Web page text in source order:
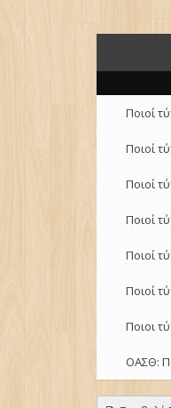
Ποιοί
Ποιοί
Ποιοί
Ποιοί
Ποιοί
Ποιοί
Ποιοι
ΟΑΣΘ: